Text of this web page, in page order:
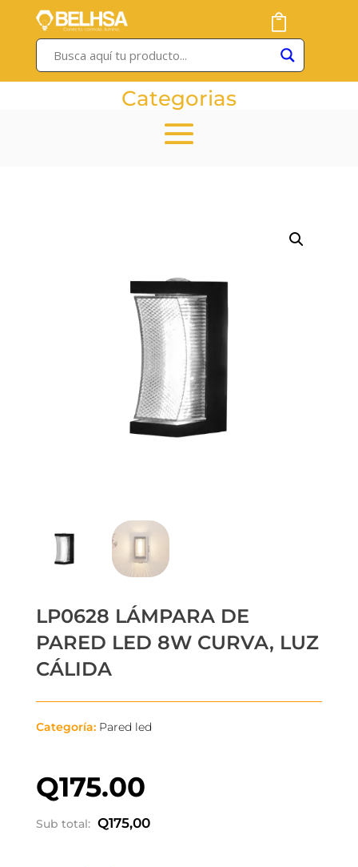
Categorias
LP0628 LÁMPARA DE
PARED LED 8W CURVA, LUZ
CÁLIDA
Categoría: Pared led
Q175.00
Sub total: Q175,00